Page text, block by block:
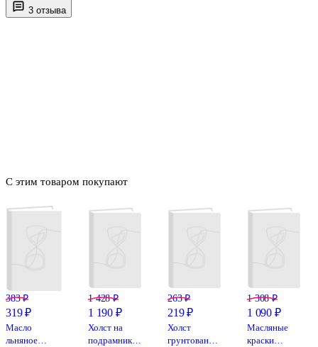
3 отзыва
С этим товаром покупают
383 ₽
319 ₽
Масло
льняное
1 428 ₽
1 190 ₽
Холст на
подрамнике
263 ₽
219 ₽
Холст
грунтованный
1 308 ₽
1 090 ₽
Масляные
краски